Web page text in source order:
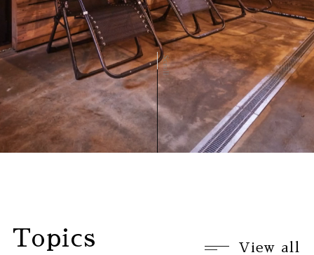
Topics View all